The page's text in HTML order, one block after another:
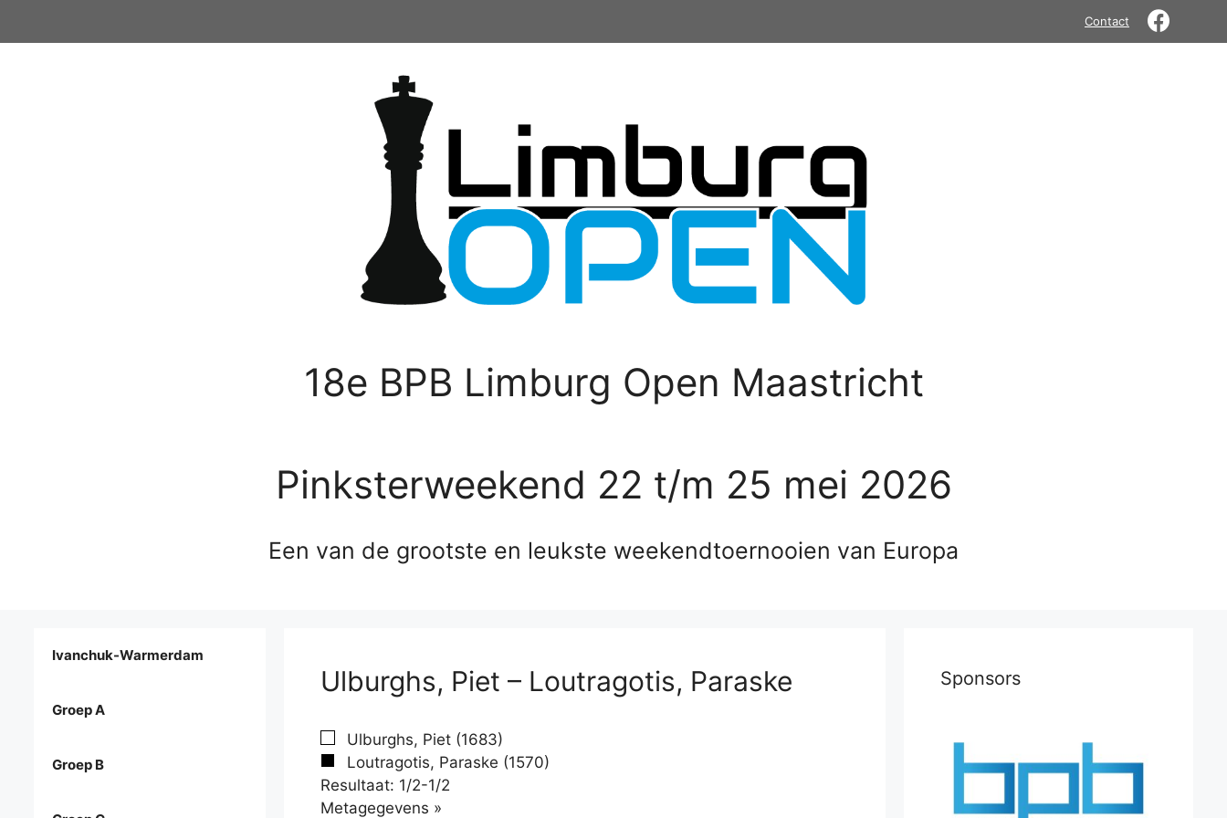
Contact
18e BPB Limburg Open Maastricht
Pinksterweekend 22 t/m 25 mei 2026
Een van de grootste en leukste weekendtoernooien van Europa
Ulburghs, Piet – Loutragotis, Paraske
Ulburghs, Piet (1683)
Loutragotis, Paraske (1570)
Resultaat: 1/2-1/2
Metagegevens »
Ivanchuk-Warmerdam
Groep A
Groep B
Sponsors